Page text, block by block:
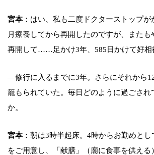
宮本：はい、私も二度ドクターストップが
月療養してから再開したのですが、またも
再開して……足かけ3年、585日かけて好相
―修行に入るまでに3年。さらにそれから
籠もられていた。毎日どのように過ごされ
か。
宮本：朝は3時半起床。4時からお勤めとし
をご用意し、「献膳」（廟に食事を供える